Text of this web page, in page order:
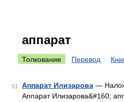
аппарат
Толкование Перевод
51 Аппарат Илизарова —
Аппарат Илизарова&#160;